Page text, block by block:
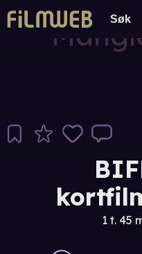
1 t. 45